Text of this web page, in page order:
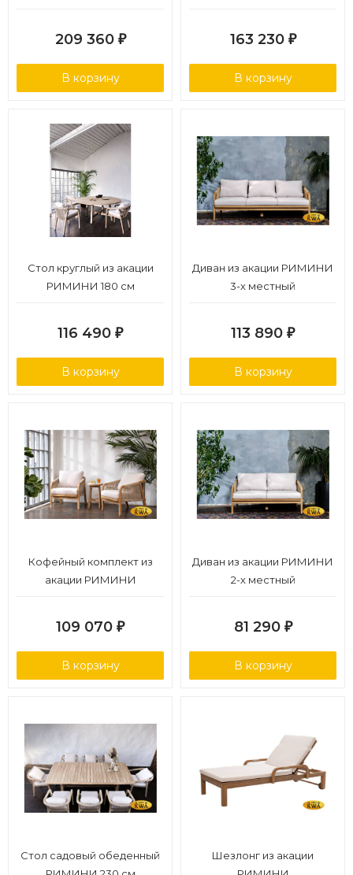
209 360 ₽
В корзину
163 230 ₽
В корзину
Стол круглый из акации
РИМИНИ 180 см
116 490 ₽
В корзину
Диван из акации РИМИНИ
3-х местный
113 890 ₽
В корзину
Кофейный комплект из
акации РИМИНИ
109 070 ₽
В корзину
Диван из акации РИМИНИ
2-х местный
81 290 ₽
В корзину
Стол садовый обеденный
Шезлонг из акации